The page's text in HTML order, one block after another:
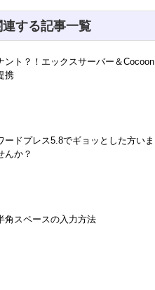
する記事一覧
ント？！エックスサーバー＆Cocoon
携
ードプレス5.8でギョッとした方いま
んか？
角スペースの入力方法